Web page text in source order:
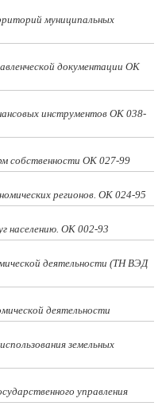
муниципальных
документации ОК
инструментов OK 038-
собственности ОК 027-99
регионов. ОК 024-95
населению. ОК 002-93
деятельности (ТН ВЭД
деятельности
земельных
управления